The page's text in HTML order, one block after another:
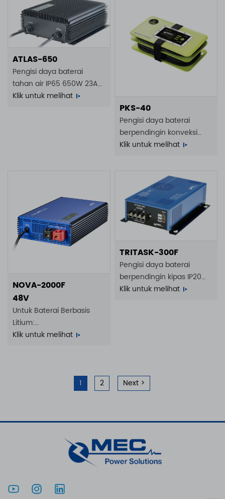
ATLAS-650
Pengisi daya baterai
tahan air IP65 650W 23A
22A 15A 11A 100 - 240VAC
Klik untuk melihat
PKS-40
Pengisi daya baterai
berpendingin konveksi
32W 2,2A 100 - 240VAC
Klik untuk melihat
NOVA-2000F
48V
Untuk Baterai Berbasis
Litium:
14S 35A | 16S 35A
Klik untuk melihat
TRITASK-300F
Pengisi daya baterai
berpendingin kipas IP20
350W 20A 10A 7A 5A 100 -
Klik untuk melihat
1 2 Next >